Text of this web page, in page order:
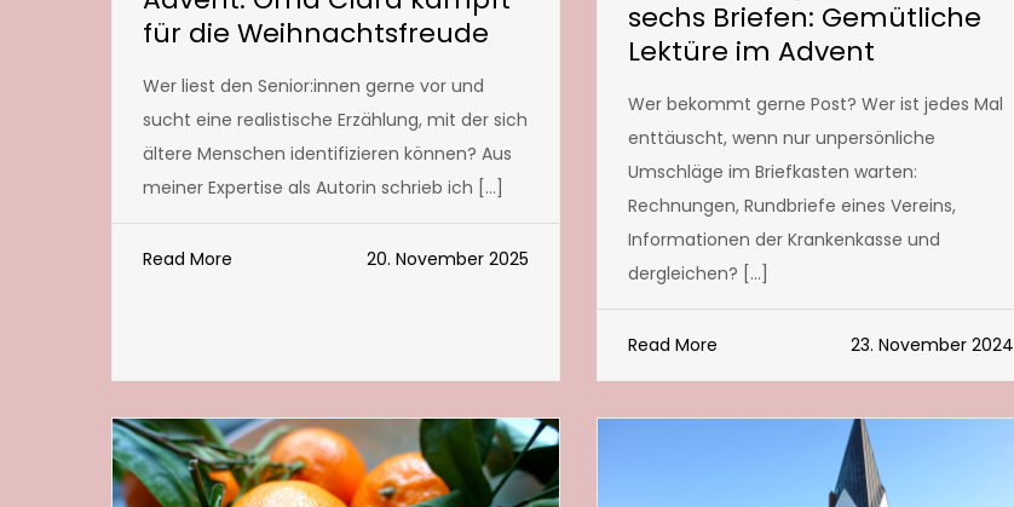
für die Weihnachtsfreude
Wer liest den Senior:innen gerne vor und
sucht eine realistische Erzählung, mit der sich
ältere Menschen identifizieren können? Aus
meiner Expertise als Autorin schrieb ich […]
Read More 20. November 2025
sechs Briefen: Gemütliche
Lektüre im Advent
Wer bekommt gerne Post? Wer ist jedes Mal
enttäuscht, wenn nur unpersönliche
Umschläge im Briefkasten warten:
Rechnungen, Rundbriefe eines Vereins,
Informationen der Krankenkasse und
dergleichen? […]
Read More 23. November 2024